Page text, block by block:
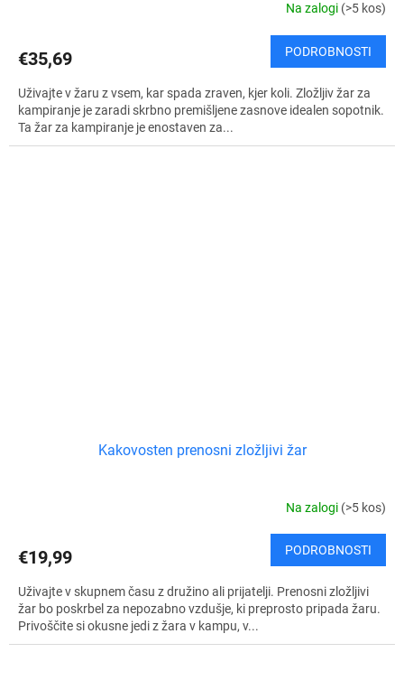
Na zalogi (>5 kos)
€35,69 PODROBNOSTI
Uživajte v žaru z vsem, kar spada zraven, kjer koli. Zložljiv žar za
kampiranje je zaradi skrbno premišljene zasnove idealen sopotnik.
Ta žar za kampiranje je enostaven za...
Kakovosten prenosni zložljivi žar
Na zalogi (>5 kos)
€19,99 PODROBNOSTI
Uživajte v skupnem času z družino ali prijatelji. Prenosni zložljivi
žar bo poskrbel za nepozabno vzdušje, ki preprosto pripada žaru.
Privoščite si okusne jedi z žara v kampu, v...